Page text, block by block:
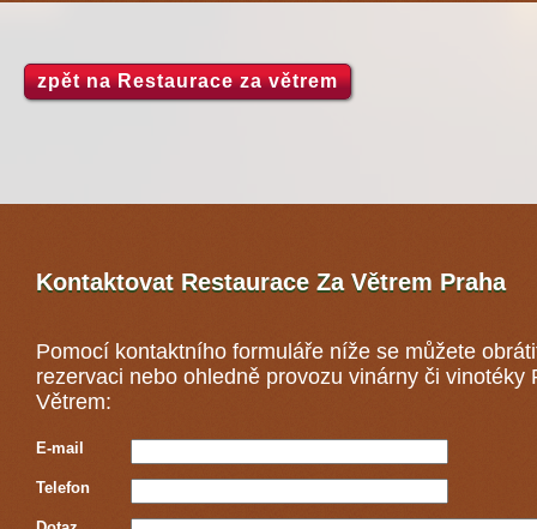
zpět na Restaurace za větrem
Kontaktovat Restaurace Za Větrem Praha
Pomocí kontaktního formuláře níže se můžete
rezervaci nebo ohledně provozu vinárny či vinotéky
Větrem:
E-mail
Telefon